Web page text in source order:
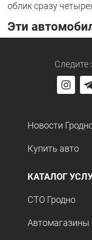
облик сразу
Эти
Следите
Новости
Купить авто
КАТАЛОГ
СТО Гродно
Автомагазины